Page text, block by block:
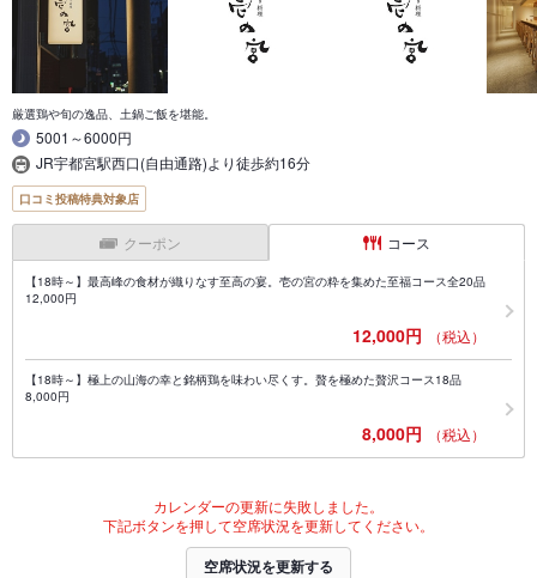
厳選鶏や旬の逸品、土鍋ご飯を堪能。
5001～6000円
JR宇都宮駅西口(自由通路)より徒歩約16分
口コミ投稿特典対象店
クーポン コース
【18時～】最高峰の食材が織りなす至高の宴。壱の宮の粋を集めた至福コース全20品
12,000円
12,000円 （税込）
【18時～】極上の山海の幸と銘柄鶏を味わい尽くす。贅を極めた贅沢コース18品
8,000円
8,000円 （税込）
カレンダーの更新に失敗しました。
下記ボタンを押して空席状況を更新してください。
空席状況を更新する